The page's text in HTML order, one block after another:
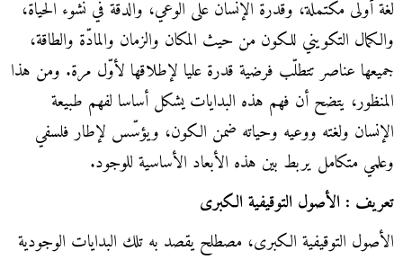
لغة أولى مكتملة، وقدرة الإنسان على الوعي، والدقة في نشوء الحياة،
والكمال التكويني للكون من حيث المكان والزمان والمادّة والطاقة،
جميعها عناصر تتطلّب فرضية قدرة عليا لإطلاقها لأوّل مرة. ومن هذا
المنظور، يتضح أن فهم هذه البدايات يشكل أساسا لفهم طبيعة
الإنسان ولغته ووعيه وحياته ضمن الكون، ويؤسّس لإطار فلسفي
وعلمي متكامل يربط بين هذه الأبعاد الأساسية للوجود.
تعريف : الأصول التوقيفية الكبرى
الأصول التوقيفية الكبرى، مصطلح يقصد به تلك البدايات الوجودية